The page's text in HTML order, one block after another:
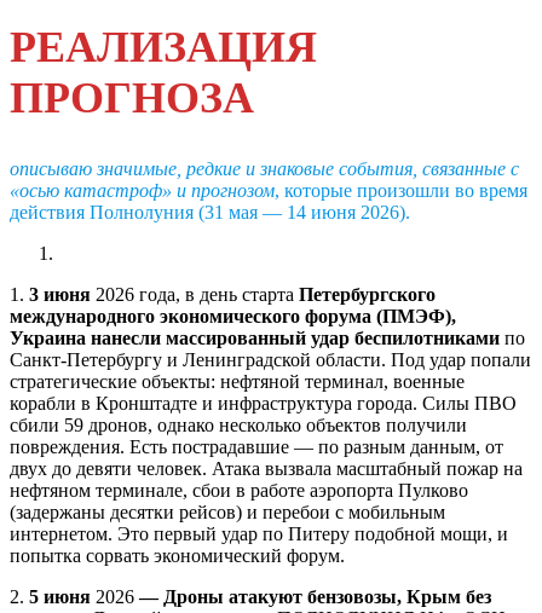
РЕАЛИЗАЦИЯ
ПРОГНОЗА
описываю значимые, редкие и знаковые события, связанные с
«осью катастроф» и прогнозом, которые произошли во время
действия Полнолуния (31 мая — 14 июня 2026).
1. 3 июня 2026 года, в день старта Петербургского
международного экономического форума (ПМЭФ),
Украина нанесли массированный удар беспилотниками по
Санкт-Петербургу и Ленинградской области. Под удар попали
стратегические объекты: нефтяной терминал, военные
корабли в Кронштадте и инфраструктура города. Силы ПВО
сбили 59 дронов, однако несколько объектов получили
повреждения. Есть пострадавшие — по разным данным, от
двух до девяти человек. Атака вызвала масштабный пожар на
нефтяном терминале, сбои в работе аэропорта Пулково
(задержаны десятки рейсов) и перебои с мобильным
интернетом. Это первый удар по Питеру подобной мощи, и
попытка сорвать экономический форум.
2. 5 июня 2026— Дроны атакуют бензовозы, Крым без